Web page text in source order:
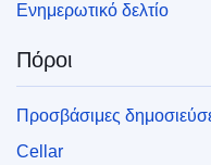
Ενημερωτικό δελτίο
Πόροι
Προσβάσιμες
Cellar